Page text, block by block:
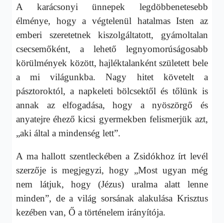
A karácsonyi ünnepek legdöbbenetesebb
élménye, hogy a végtelenül hatalmas Isten az
emberi szeretetnek kiszolgáltatott, gyámoltalan
csecsemőként, a lehető legnyomorúságosabb
körülmények között, hajléktalanként született bele
a mi világunkba. Nagy hitet követelt a
pásztoroktól, a napkeleti bölcsektől és tőlünk is
annak az elfogadása, hogy a nyöszörgő és
anyatejre éhező kicsi gyermekben felismerjük azt,
„aki által a mindenség lett”.
A ma hallott szentleckében a Zsidókhoz írt levél
szerzője is megjegyzi, hogy „Most ugyan még
nem látjuk, hogy (Jézus) uralma alatt lenne
minden”, de a világ sorsának alakulása Krisztus
kezében van, Ő a történelem irányítója.